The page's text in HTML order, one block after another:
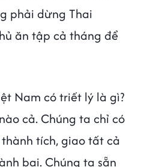
phải dừng Thai
ăn tập cả tháng để
Nam có triết lý là gì?
cả. Chúng ta chỉ có
tích, giao tất cả
bại. Chúng ta sẵn